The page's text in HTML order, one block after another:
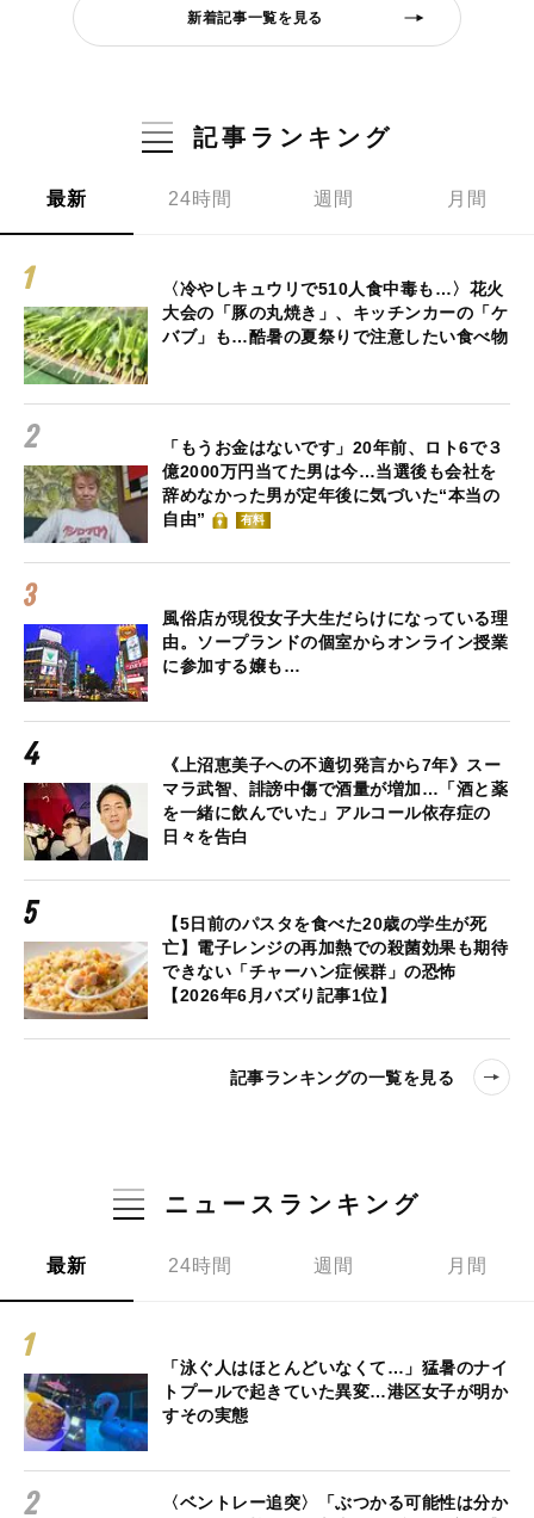
新着記事一覧を見る
記事ランキング
最新 24時間 週間 月間
〈冷やしキュウリで510人食中毒も…〉花火
大会の「豚の丸焼き」、キッチンカーの「ケ
バブ」も…酷暑の夏祭りで注意したい食べ物
「もうお金はないです」20年前、ロト6で３
億2000万円当てた男は今…当選後も会社を
辞めなかった男が定年後に気づいた“本当の
自由”
有料
風俗店が現役女子大生だらけになっている理
由。ソープランドの個室からオンライン授業
に参加する嬢も…
《上沼恵美子への不適切発言から7年》スー
マラ武智、誹謗中傷で酒量が増加…「酒と薬
を一緒に飲んでいた」アルコール依存症の
日々を告白
【5日前のパスタを食べた20歳の学生が死
亡】電子レンジの再加熱での殺菌効果も期待
できない「チャーハン症候群」の恐怖
【2026年6月バズり記事1位】
記事ランキングの一覧を見る
ニュースランキング
最新 24時間 週間 月間
「泳ぐ人はほとんどいなくて…」猛暑のナイ
トプールで起きていた異変…港区女子が明か
すその実態
〈ベントレー追突〉「ぶつかる可能性は分か